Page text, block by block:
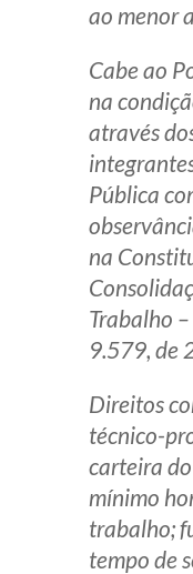
ao menor
Cabe ao
na
através
Pública
na
Trabalho
9.579, de
Direitos
técnico-
carteira
mínimo
trabalho;
tempo de